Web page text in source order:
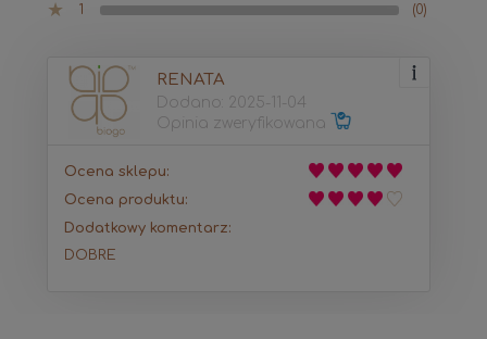
1
(0)
RENATA
Dodano: 2025-11-04
Opinia zweryfikowana
Ocena sklepu:
Ocena produktu:
Dodatkowy komentarz:
DOBRE